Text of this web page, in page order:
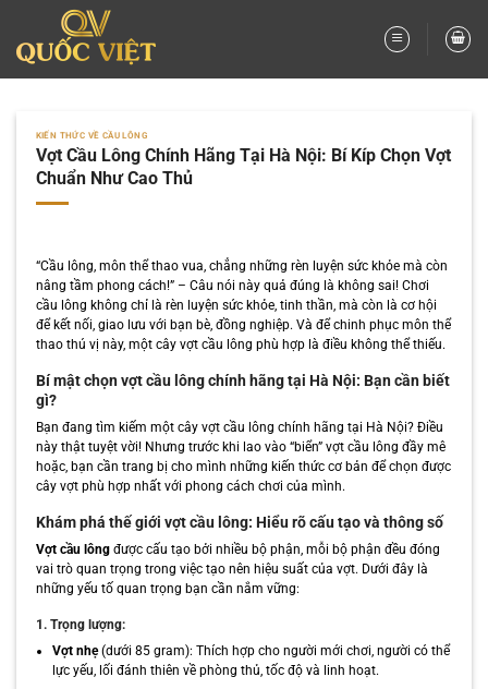
nội
dung
KIẾN THỨC VỀ CẦU LÔNG
Vợt Cầu Lông Chính Hãng Tại Hà Nội: Bí Kíp Chọn Vợt
Chuẩn Như Cao Thủ
“Cầu lông, môn thể thao vua, chẳng những rèn luyện sức khỏe mà còn
nâng tầm phong cách!” – Câu nói này quả đúng là không sai! Chơi
cầu lông không chỉ là rèn luyện sức khỏe, tinh thần, mà còn là cơ hội
để kết nối, giao lưu với bạn bè, đồng nghiệp. Và để chinh phục môn thể
thao thú vị này, một cây vợt cầu lông phù hợp là điều không thể thiếu.
Bí mật chọn vợt cầu lông chính hãng tại Hà Nội: Bạn cần biết
gì?
Bạn đang tìm kiếm một cây vợt cầu lông chính hãng tại Hà Nội? Điều
này thật tuyệt vời! Nhưng trước khi lao vào “biển” vợt cầu lông đầy mê
hoặc, bạn cần trang bị cho mình những kiến thức cơ bản để chọn được
cây vợt phù hợp nhất với phong cách chơi của mình.
Khám phá thế giới vợt cầu lông: Hiểu rõ cấu tạo và thông số
Vợt cầu lôngđược cấu tạo bởi nhiều bộ phận, mỗi bộ phận đều đóng
vai trò quan trọng trong việc tạo nên hiệu suất của vợt. Dưới đây là
những yếu tố quan trọng bạn cần nắm vững:
1. Trọng lượng:
Vợt nhẹ(dưới 85 gram): Thích hợp cho người mới chơi, người có thể
lực yếu, lối đánh thiên về phòng thủ, tốc độ và linh hoạt.